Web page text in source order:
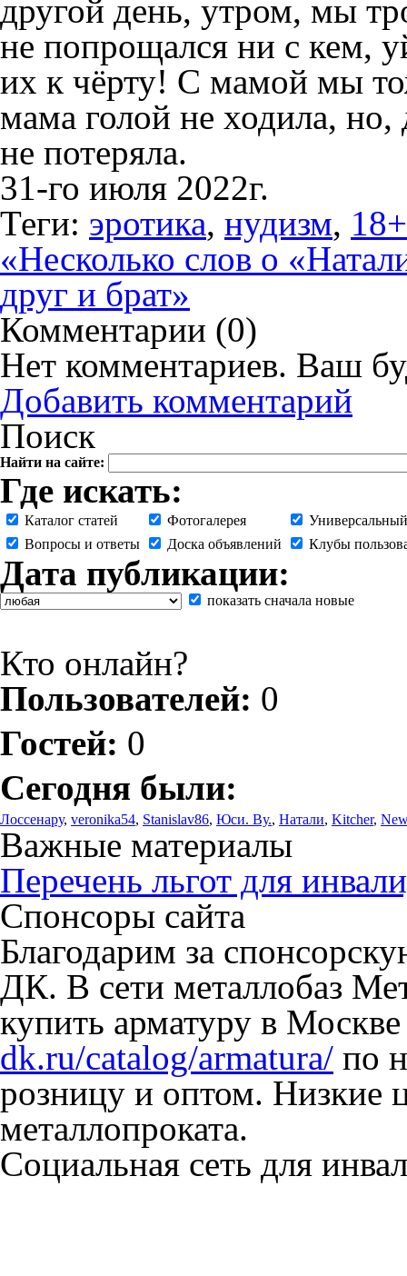
другой день, утром, мы
не попрощался ни с кем,
их к чёрту! С мамой мы
мама голой не ходила,
не потеряла.
31-го июля 2022г.
Теги: эротика, нудизм, 18+
«Несколько слов о
друг и брат»
Комментарии (0)
Нет комментариев. Ваш
Добавить комментарий
Поиск
Найти на сайте:
Где искать:
Каталог статей Фотогалерея
Вопросы и ответы
Доска объявлений Клубы
Дата публикации:
показать сначала новые
Кто онлайн?
Пользователей: 0
Гостей: 0
Сегодня были:
Лоссенару, veronika54, Stanislav86, Юси. Ву., Натали, Kitcher,
Важные материалы
Перечень льгот для
Спонсоры сайта
Благодарим за
ДК. В сети металлобаз
купить арматуру в
dk.ru/catalog/armatura/ по
розницу и оптом. Низкие
металлопроката.
Социальная сеть для